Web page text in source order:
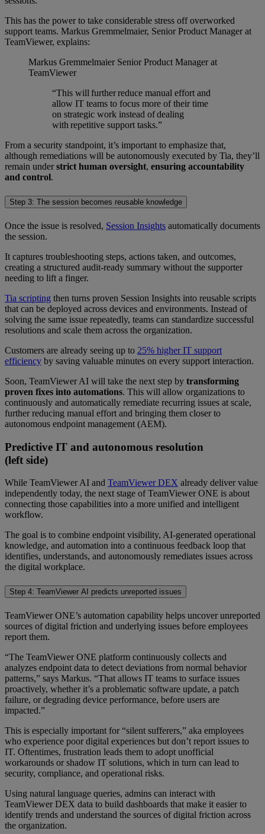
This has the power to take considerable stress off overworked
support teams. Markus Gremmelmaier, Senior Product Manager at
TeamViewer, explains:
Markus Gremmelmaier Senior Product Manager at
TeamViewer
“This will further reduce manual effort and
allow IT teams to focus more of their time
on strategic work instead of dealing
with repetitive support tasks.”
From a security standpoint, it’s important to emphasize that,
although remediations will be autonomously executed by Tia, they’ll
remain understrict human oversight, ensuring accountability
and control.
Step 3: The session becomes reusable knowledge
Once the issue is resolved, Session Insights automatically documents
the session.
It captures troubleshooting steps, actions taken, and outcomes,
creating a structured audit-ready summary without the supporter
needing to lift a finger.
Tia scripting then turns proven Session Insights into reusable scripts
that can be deployed across devices and environments. Instead of
solving the same issue repeatedly, teams can standardize successful
resolutions and scale them across the organization.
Customers are already seeing up to 25% higher IT support
efficiency by saving valuable minutes on every support interaction.
Soon, TeamViewer AI will take the next step by transforming
proven fixes into automations. This will allow organizations to
continuously and automatically remediate recurring issues at scale,
further reducing manual effort and bringing them closer to
autonomous endpoint management (AEM).
Predictive IT and autonomous resolution
(left side)
While TeamViewer AI and TeamViewer DEX already deliver value
independently today, the next stage of TeamViewer ONE is about
connecting those capabilities into a more unified and intelligent
workflow.
The goal is to combine endpoint visibility, AI-generated operational
knowledge, and automation into a continuous feedback loop that
identifies, understands, and autonomously remediates issues across
the digital workplace.
Step 4: TeamViewer AI predicts unreported issues
TeamViewer ONE’s automation capability helps uncover unreported
sources of digital friction and underlying issues before employees
report them.
“The TeamViewer ONE platform continuously collects and
analyzes endpoint data to detect deviations from normal behavior
patterns,” says Markus. “That allows IT teams to surface issues
proactively, whether it’s a problematic software update, a patch
failure, or degrading device performance, before users are
impacted.”
This is especially important for “silent sufferers,” aka employees
who experience poor digital experiences but don’t report issues to
IT. Oftentimes, frustration leads them to adopt unofficial
workarounds or shadow IT solutions, which in turn can lead to
security, compliance, and operational risks.
Using natural language queries, admins can interact with
TeamViewer DEX data to build dashboards that make it easier to
identify trends and understand the sources of digital friction across
the organization.